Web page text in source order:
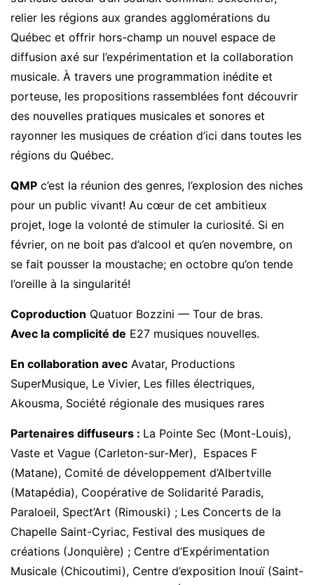
relier les régions aux grandes agglomérations du
Québec et offrir hors-champ un nouvel espace de
diffusion axé sur l’expérimentation et la collaboration
musicale. À travers une programmation inédite et
porteuse, les propositions rassemblées font découvrir
des nouvelles pratiques musicales et sonores et
rayonner les musiques de création d’ici dans toutes les
régions du Québec.
QMP c’est la réunion des genres, l’explosion des niches
pour un public vivant! Au cœur de cet ambitieux
projet, loge la volonté de stimuler la curiosité. Si en
février, on ne boit pas d’alcool et qu’en novembre, on
se fait pousser la moustache; en octobre qu’on tende
l’oreille à la singularité!
Coproduction Quatuor Bozzini — Tour de bras.
Avec la complicité de E27 musiques nouvelles.
En collaboration avec Avatar, Productions
SuperMusique, Le Vivier, Les filles électriques,
Akousma, Société régionale des musiques rares
Partenaires diffuseurs : La Pointe Sec (Mont-Louis),
Vaste et Vague (Carleton-sur-Mer), Espaces F
(Matane), Comité de développement d’Albertville
(Matapédia), Coopérative de Solidarité Paradis,
Paraloeil, Spect’Art (Rimouski) ; Les Concerts de la
Chapelle Saint-Cyriac, Festival des musiques de
créations (Jonquière) ; Centre d’Expérimentation
Musicale (Chicoutimi), Centre d’exposition Inouï (Saint-